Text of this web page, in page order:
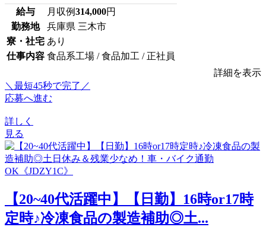
給与 月収例314,000円
勤務地
兵庫県 三木市
寮・社宅 あり
仕事内容 食品系工場 / 食品加工 / 正社員
詳細を表示
＼最短45秒で完了／
応募へ進む
詳しく
見る
【20~40代活躍中】【日勤】16時or17時
定時♪冷凍食品の製造補助◎土...